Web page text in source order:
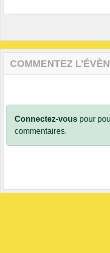
COMMENTEZ
Connectez-vous pour
commentaires.